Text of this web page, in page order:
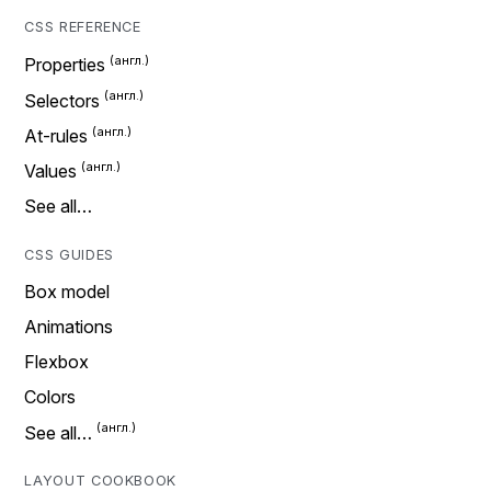
CSS REFERENCE
Properties
Selectors
At-rules
Values
See all…
CSS GUIDES
Box model
Animations
Flexbox
Colors
See all…
LAYOUT COOKBOOK